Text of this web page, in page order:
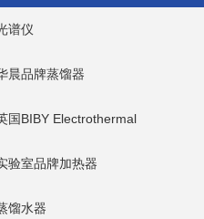
谱仪
晨品牌蒸馏器
国BIBY Electrothermal
验室品牌加热器
馏水器